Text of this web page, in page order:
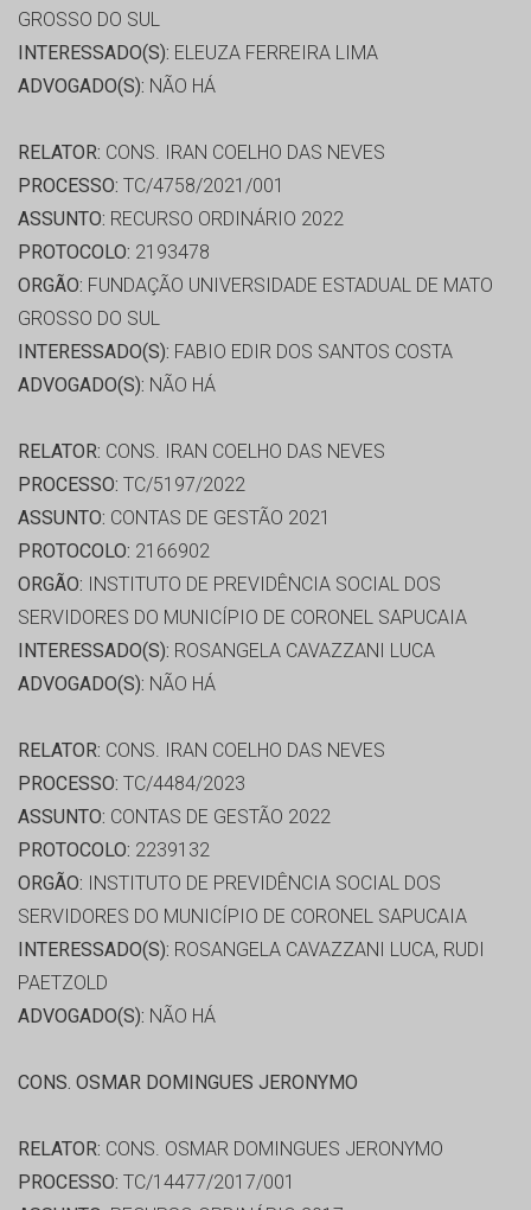
GROSSO DO SUL
INTERESSADO(S): ELEUZA FERREIRA LIMA
ADVOGADO(S): NÃO HÁ
RELATOR: CONS. IRAN COELHO DAS NEVES
PROCESSO: TC/4758/2021/001
ASSUNTO: RECURSO ORDINÁRIO 2022
PROTOCOLO: 2193478
ORGÃO: FUNDAÇÃO UNIVERSIDADE ESTADUAL DE MATO
GROSSO DO SUL
INTERESSADO(S): FABIO EDIR DOS SANTOS COSTA
ADVOGADO(S): NÃO HÁ
RELATOR: CONS. IRAN COELHO DAS NEVES
PROCESSO: TC/5197/2022
ASSUNTO: CONTAS DE GESTÃO 2021
PROTOCOLO: 2166902
ORGÃO: INSTITUTO DE PREVIDÊNCIA SOCIAL DOS
SERVIDORES DO MUNICÍPIO DE CORONEL SAPUCAIA
INTERESSADO(S): ROSANGELA CAVAZZANI LUCA
ADVOGADO(S): NÃO HÁ
RELATOR: CONS. IRAN COELHO DAS NEVES
PROCESSO: TC/4484/2023
ASSUNTO: CONTAS DE GESTÃO 2022
PROTOCOLO: 2239132
ORGÃO: INSTITUTO DE PREVIDÊNCIA SOCIAL DOS
SERVIDORES DO MUNICÍPIO DE CORONEL SAPUCAIA
INTERESSADO(S): ROSANGELA CAVAZZANI LUCA, RUDI
PAETZOLD
ADVOGADO(S): NÃO HÁ
CONS. OSMAR DOMINGUES JERONYMO
RELATOR: CONS. OSMAR DOMINGUES JERONYMO
PROCESSO: TC/14477/2017/001